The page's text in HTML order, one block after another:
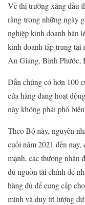
Về thị trường xăng dầu
rằng trong những ngày
nghiệp kinh doanh bán
kinh doanh tập trung tại
An Giang, Bình
Dẫn chứng có hơn 100
cửa hàng đang hoạt
này không phải phổ
Theo Bộ này, nguyên
cuối năm 2021 đến
mạnh, các thương nhân
đủ nguồn tài chính để
hàng đủ để cung cấp
mình và duy trì lượng